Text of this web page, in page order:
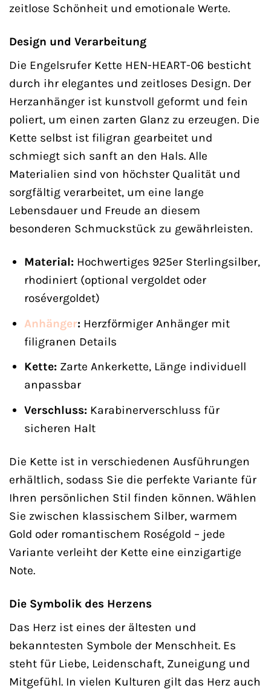
zeitlose Schönheit und emotionale Werte.
Design und Verarbeitung
Die Engelsrufer Kette HEN-HEART-06 besticht
durch ihr elegantes und zeitloses Design. Der
Herzanhänger ist kunstvoll geformt und fein
poliert, um einen zarten Glanz zu erzeugen. Die
Kette selbst ist filigran gearbeitet und
schmiegt sich sanft an den Hals. Alle
Materialien sind von höchster Qualität und
sorgfältig verarbeitet, um eine lange
Lebensdauer und Freude an diesem
besonderen Schmuckstück zu gewährleisten.
Material:Hochwertiges 925er Sterlingsilber,
rhodiniert (optional vergoldet oder
rosévergoldet)
Anhänger:Herzförmiger Anhänger mit
filigranen Details
Kette:Zarte Ankerkette, Länge individuell
anpassbar
Verschluss:Karabinerverschluss für
sicheren Halt
Die Kette ist in verschiedenen Ausführungen
erhältlich, sodass Sie die perfekte Variante für
Ihren persönlichen Stil finden können. Wählen
Sie zwischen klassischem Silber, warmem
Gold oder romantischem Roségold – jede
Variante verleiht der Kette eine einzigartige
Note.
Die Symbolik des Herzens
Das Herz ist eines der ältesten und
bekanntesten Symbole der Menschheit. Es
steht für Liebe, Leidenschaft, Zuneigung und
Mitgefühl. In vielen Kulturen gilt das Herz auch